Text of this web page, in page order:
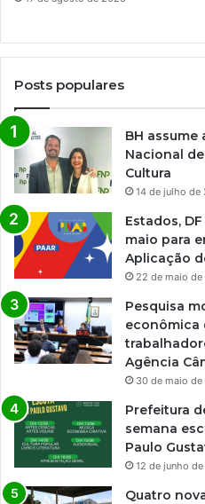
Posts populares
BH
Nacional
Cultura
14 de julho de
Estados,
maio para
Aplicação
22 de maio
Pesquisa
econômica
Agência
30 de maio
Prefeitura
semana
Paulo
12 de junho
Quatro